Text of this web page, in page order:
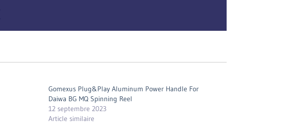
Gomexus Plug&Play Aluminum Power Handle For
Daiwa BG MQ Spinning Reel
12 septembre 2023
Article similaire